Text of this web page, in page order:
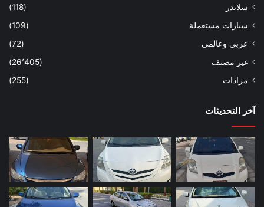
سلايدر
(118)
سيارات مستعملة
(109)
عربي وعالمي
(72)
غير مصنف
(26٬405)
مزادات
(255)
آخر التحديثات